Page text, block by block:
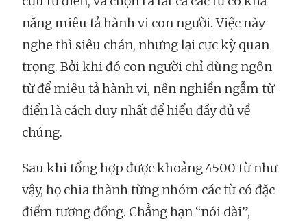
năng miêu tả hành vi con người. Việc này
nghe thì siêu chán, nhưng lại cực kỳ quan
trọng. Bởi khi đó con người chỉ dùng ngôn
từ để miêu tả hành vi, nên nghiền ngẫm từ
điển là cách duy nhất để hiểu đầy đủ về
chúng.
Sau khi tổng hợp được khoảng 4500 từ như
vậy, họ chia thành từng nhóm các từ có đặc
điểm tương đồng. Chẳng hạn “nói dài”,